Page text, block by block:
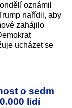
oznámil
nařídil, aby
zahájilo
ucházet se
o sedm
lidí